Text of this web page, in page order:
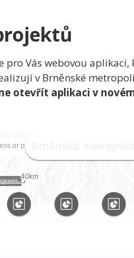
pro Vás webovou
v Brněnské
otevřít aplikaci v